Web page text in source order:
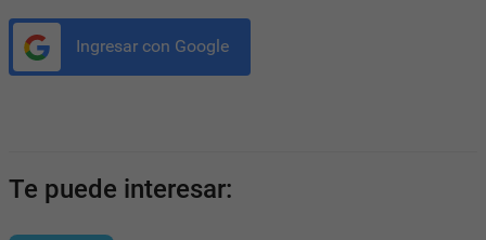
Ingresar con Google
Te puede interesar: